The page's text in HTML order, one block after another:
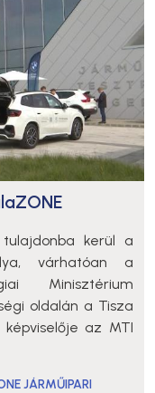
kerül a
várhatóan a
Minisztérium
oldalán a Tisza
az MTI
JÁRMŰIPARI